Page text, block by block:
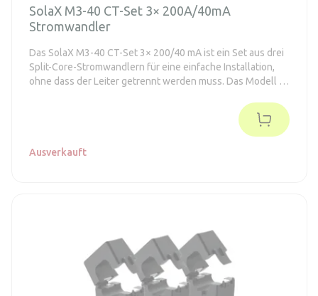
SolaX M3-40 CT-Set 3× 200A/40mA
Stromwandler
Das SolaX M3-40 CT-Set 3× 200/40 mA ist ein Set aus drei
Split-Core-Stromwandlern für eine einfache Installation,
ohne dass der Leiter getrennt werden muss. Das Modell ist
Sekundärausgang von 40 mA ausgelegt und mit den
Modellen M3-40 / M3-40-Dual / XHub kompatibel.
Ausverkauft